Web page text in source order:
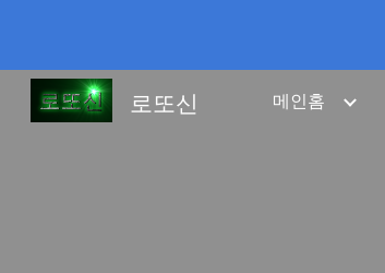
로또신 메인홈